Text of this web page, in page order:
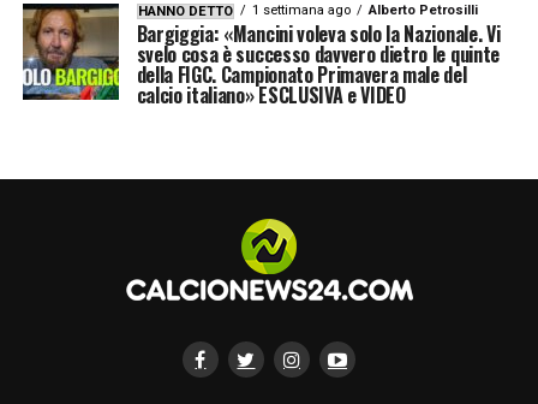
HANNO DETTO 1 settimana ago Alberto Petrosilli
Bargiggia: «Mancini voleva solo la Nazionale. Vi
svelo cosa è successo davvero dietro le quinte
della FIGC. Campionato Primavera male del
calcio italiano» ESCLUSIVA e VIDEO